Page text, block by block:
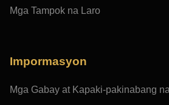
Mga Tampok na Laro
Impormasyon
Mga Gabay at Kapaki-pakinabang